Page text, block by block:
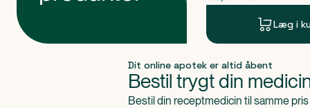
Læg i
Dit online apotek er altid åbent
Bestil trygt din
Bestil din receptmedicin til samme